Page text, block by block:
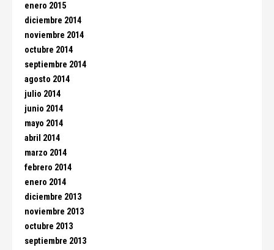
enero 2015
diciembre 2014
noviembre 2014
octubre 2014
septiembre 2014
agosto 2014
julio 2014
junio 2014
mayo 2014
abril 2014
marzo 2014
febrero 2014
enero 2014
diciembre 2013
noviembre 2013
octubre 2013
septiembre 2013